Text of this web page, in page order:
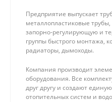
Предприятие выпускает
металлопластиковые
запорно-регулирующую и
группы быстрого монтажа,
радиаторы, дымоходы.
Компания производит
оборудования. Все
друг другу и создают
отопительных систем и